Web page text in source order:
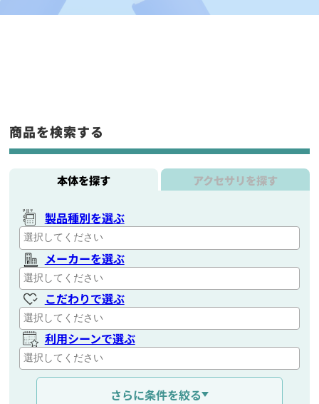
商品を検索する
本体を探す アクセサリを探す
製品種別を選ぶ
メーカーを選ぶ
こだわりで選ぶ
利用シーンで選ぶ
通信距離を選ぶ
さらに条件を絞る